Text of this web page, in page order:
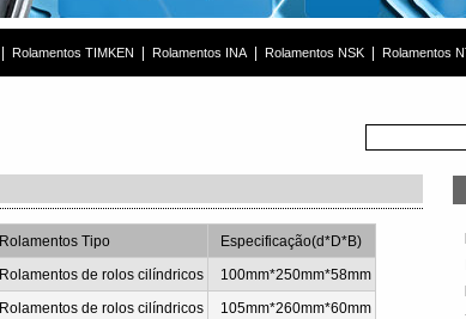
Rolamentos TIMKEN Rolamentos INA Rolamentos NSK Rolamentos
Rolamentos Tipo
Especificação(d*D*B)
Rolamentos de rolos cilíndricos
100mm*250mm*58mm
Rolamentos de rolos cilíndricos 105mm*260mm*60mm